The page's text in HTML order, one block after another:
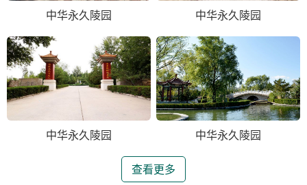
中华永久陵园 中华永久陵园
中华永久陵园 中华永久陵园
查看更多